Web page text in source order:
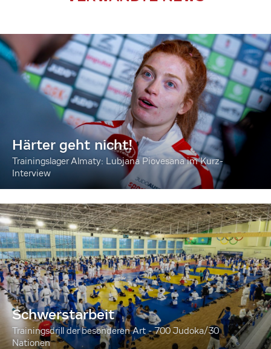
Härter geht nicht!
Trainingslager Almaty: Lubjana Piovesana im Kurz-
Interview
Schwerstarbeit
Trainingsdrill der besonderen Art - 700 Judoka/30
Nationen